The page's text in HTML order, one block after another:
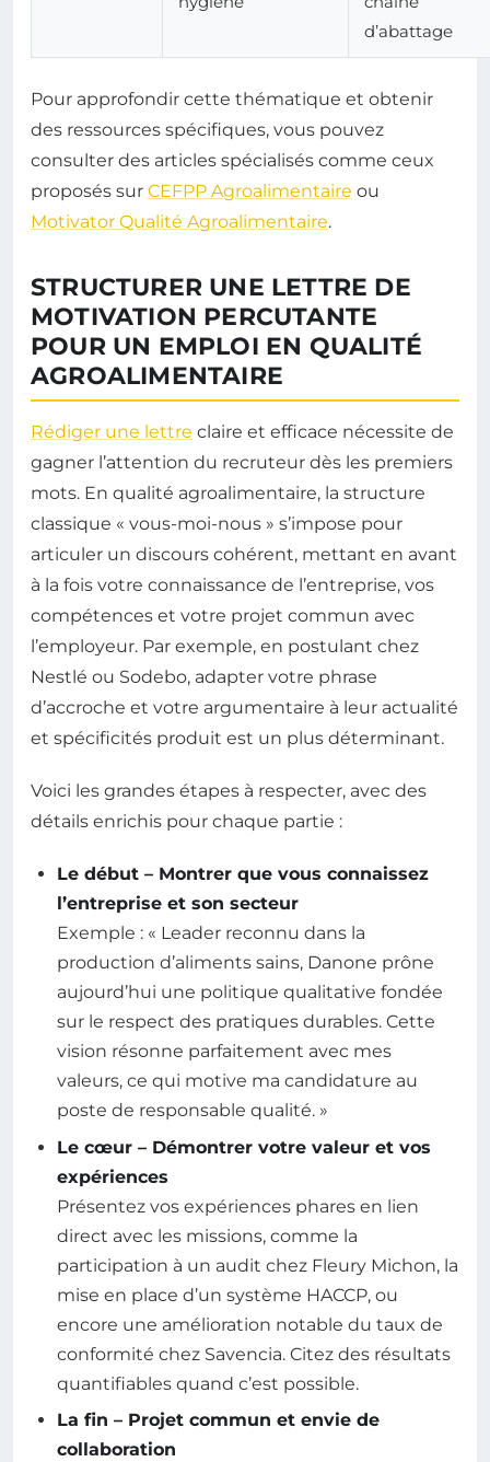
d’abattage
Pour approfondir cette thématique et obtenir
des ressources spécifiques, vous pouvez
consulter des articles spécialisés comme ceux
proposés sur CEFPP Agroalimentaire ou
Motivator Qualité Agroalimentaire.
STRUCTURER UNE LETTRE DE
MOTIVATION PERCUTANTE
POUR UN EMPLOI EN QUALITÉ
AGROALIMENTAIRE
Rédiger une lettre claire et efficace nécessite de
gagner l’attention du recruteur dès les premiers
mots. En qualité agroalimentaire, la structure
classique « vous-moi-nous » s’impose pour
articuler un discours cohérent, mettant en avant
à la fois votre connaissance de l’entreprise, vos
compétences et votre projet commun avec
l’employeur. Par exemple, en postulant chez
Nestlé ou Sodebo, adapter votre phrase
d’accroche et votre argumentaire à leur actualité
et spécificités produit est un plus déterminant.
Voici les grandes étapes à respecter, avec des
détails enrichis pour chaque partie :
Le début – Montrer que vous connaissez
l’entreprise et son secteur
Exemple : « Leader reconnu dans la
production d’aliments sains, Danone prône
aujourd’hui une politique qualitative fondée
sur le respect des pratiques durables. Cette
vision résonne parfaitement avec mes
valeurs, ce qui motive ma candidature au
poste de responsable qualité. »
Le cœur – Démontrer votre valeur et vos
expériences
Présentez vos expériences phares en lien
direct avec les missions, comme la
participation à un audit chez Fleury Michon, la
mise en place d’un système HACCP, ou
encore une amélioration notable du taux de
conformité chez Savencia. Citez des résultats
quantifiables quand c’est possible.
La fin – Projet commun et envie de
collaboration